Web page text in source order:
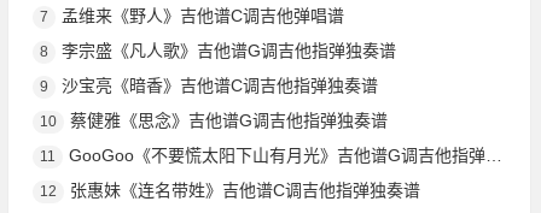
7 孟维来《野人》吉他谱C调吉他弹唱谱
8 李宗盛《凡人歌》吉他谱G调吉他指弹独奏谱
9 沙宝亮《暗香》吉他谱C调吉他指弹独奏谱
10 蔡健雅《思念》吉他谱G调吉他指弹独奏谱
11 GooGoo《不要慌太阳下山有月光》吉他谱G调吉他指弹独奏谱
12 张惠妹《连名带姓》吉他谱C调吉他指弹独奏谱